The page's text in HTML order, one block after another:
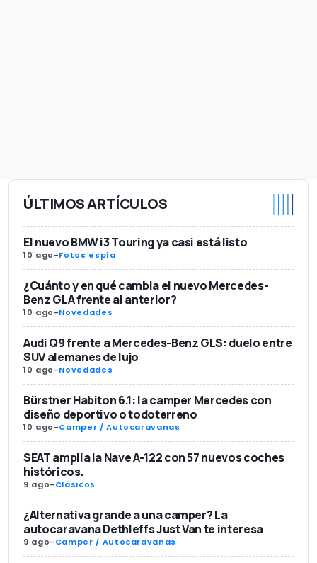
ÚLTIMOS ARTÍCULOS
El nuevo BMW i3 Touring ya casi está listo
10 ago-Fotos espía
¿Cuánto y en qué cambia el nuevo Mercedes-
Benz GLA frente al anterior?
10 ago-Novedades
Audi Q9 frente a Mercedes-Benz GLS: duelo entre
SUV alemanes de lujo
10 ago-Novedades
Bürstner Habiton 6.1: la camper Mercedes con
diseño deportivo o todoterreno
10 ago-Camper / Autocaravanas
SEAT amplía la Nave A-122 con 57 nuevos coches
históricos.
9 ago-Clásicos
¿Alternativa grande a una camper? La
autocaravana Dethleffs Just Van te interesa
9 ago-Camper / Autocaravanas